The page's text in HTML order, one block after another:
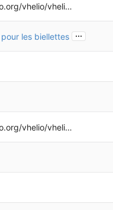
vheliotech-freecad
les biellettes ...
vheliotech-freecad